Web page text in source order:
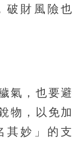
破財風險也
氣，也要避
物，以免加
其妙」的支